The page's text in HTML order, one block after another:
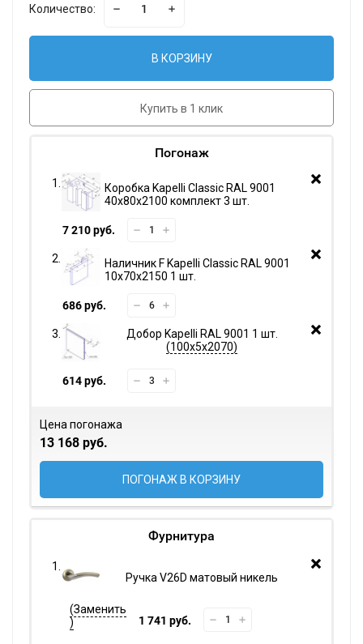
Количество:
В КОРЗИНУ
Купить в 1 клик
Погонаж
Коробка Kapelli Classic RAL 9001
40х80х2100 комплект 3 шт.
7 210 руб.
Наличник F Kapelli Classic RAL 9001
10х70х2150 1 шт.
686 руб.
Добор Kapelli RAL 9001 1 шт.
100х5х2070
614 руб.
Цена погонажа
13 168 руб.
ПОГОНАЖ В КОРЗИНУ
Фурнитура
Ручка V26D матовый никель
1 741 руб.